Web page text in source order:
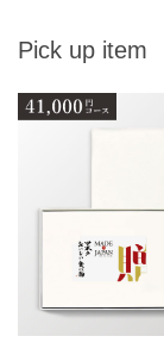
Pick up item